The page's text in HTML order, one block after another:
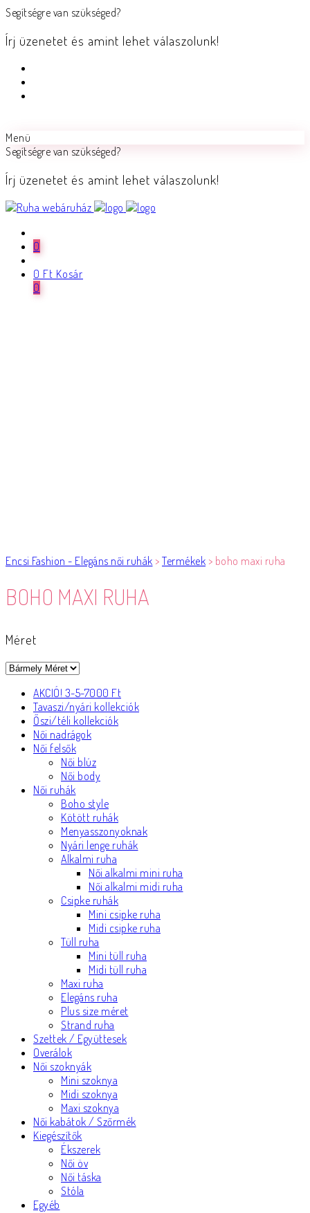
Segítségre van szükséged?
Írj üzenetet és amint lehet válaszolunk!
Menü
Segítségre van szükséged?
Írj üzenetet és amint lehet válaszolunk!
0
0 Ft Kosár
0
Encsi Fashion - Elegáns női ruhák > Termékek > boho maxi ruha
BOHO MAXI RUHA
Méret
AKCIÓ! 3-5-7000 Ft
Tavaszi/nyári kollekciók
Őszi/téli kollekciók
Női nadrágok
Női felsők
Női blúz
Női body
Női ruhák
Boho style
Kötött ruhák
Menyasszonyoknak
Nyári lenge ruhák
Alkalmi ruha
Női alkalmi mini ruha
Női alkalmi midi ruha
Csipke ruhák
Mini csipke ruha
Midi csipke ruha
Tüll ruha
Mini tüll ruha
Midi tüll ruha
Maxi ruha
Elegáns ruha
Plus size méret
Strand ruha
Szettek / Együttesek
Overálok
Női szoknyák
Mini szoknya
Midi szoknya
Maxi szoknya
Női kabátok / Szőrmék
Kiegészítők
Ékszerek
Női öv
Női táska
Stóla
Egyéb